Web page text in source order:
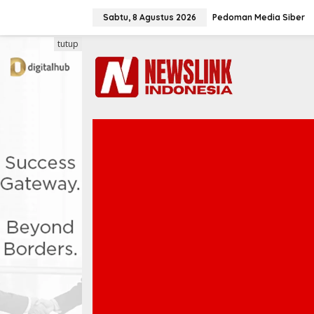
Sabtu, 8 Agustus 2026 Pedoman Media Siber
tutup